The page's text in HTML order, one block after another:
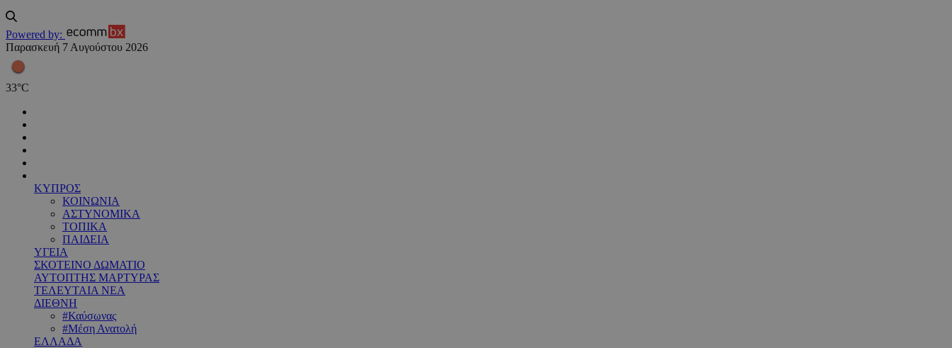
Powered by:
Παρασκευή 7 Αυγούστου 2026
33°C
ΚΥΠΡΟΣ
ΚΟΙΝΩΝΙΑ
ΑΣΤΥΝΟΜΙΚΑ
ΤΟΠΙΚΑ
ΠΑΙΔΕΙΑ
ΥΓΕΙΑ
ΣΚΟΤΕΙΝΟ ΔΩΜΑΤΙΟ
ΑΥΤΟΠΤΗΣ ΜΑΡΤΥΡΑΣ
ΤΕΛΕΥΤΑΙΑ ΝΕΑ
ΔΙΕΘΝΗ
#Καύσωνας
#Μέση Ανατολή
ΕΛΛΑΔΑ